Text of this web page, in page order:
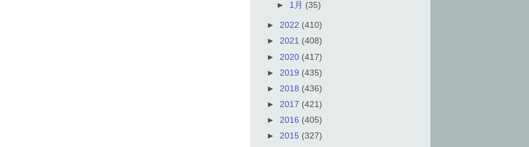
► 1月 (35)
► 2022 (410)
► 2021 (408)
► 2020 (417)
► 2019 (435)
► 2018 (436)
► 2017 (421)
► 2016 (405)
► 2015 (327)